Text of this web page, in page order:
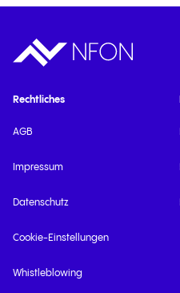
Rechtliches
AGB
Impressum
Datenschutz
Cookie-Einstellungen
Whistleblowing